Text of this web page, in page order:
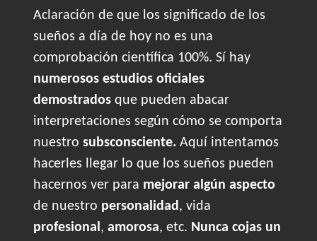
Aclaración de que los significado de los
sueños a día de hoy no es una
comprobación científica 100%. Sí hay
numerosos estudios oficiales
demostrados que pueden abacar
interpretaciones según cómo se comporta
nuestro subsconsciente. Aquí intentamos
hacerles llegar lo que los sueños pueden
hacernos ver para mejorar algún aspecto
de nuestro personalidad, vida
profesional, amorosa, etc. Nunca cojas un